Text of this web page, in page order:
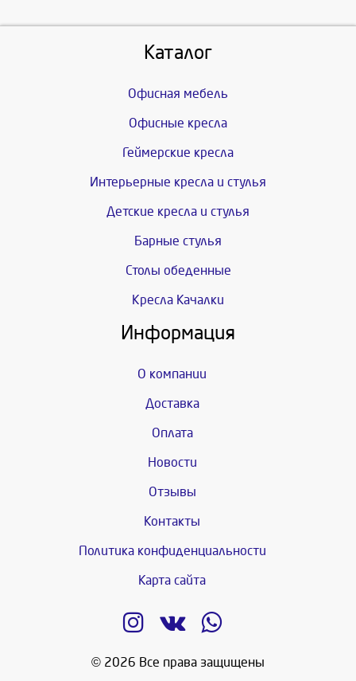
Каталог
Офисная мебель
Офисные кресла
Геймерские кресла
Интерьерные кресла и стулья
Детские кресла и стулья
Барные стулья
Столы обеденные
Кресла Качалки
Информация
О компании
Доставка
Оплата
Новости
Отзывы
Контакты
Политика конфиденциальности
Карта сайта
© 2026 Все права защищены